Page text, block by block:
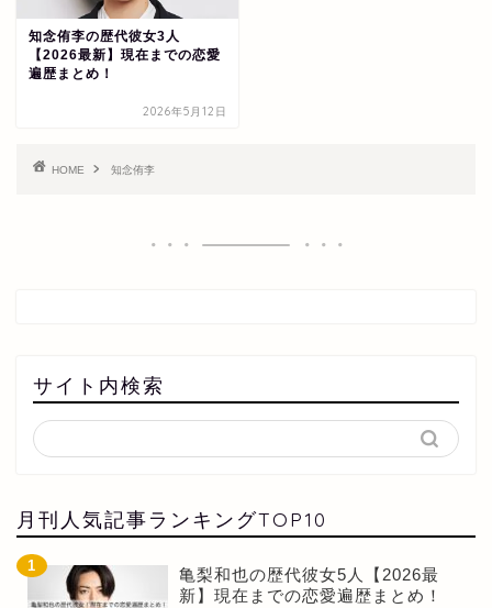
知念侑李の歴代彼女3人
【2026最新】現在までの恋愛
遍歴まとめ！
2026年5月12日
HOME 知念侑李
サイト内検索
月刊人気記事ランキングTOP10
亀梨和也の歴代彼女5人【2026最
新】現在までの恋愛遍歴まとめ！